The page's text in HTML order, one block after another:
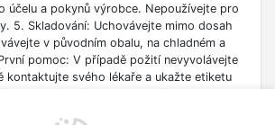
účelu a pokynů výrobce. Nepoužívejte pro
5. Skladování: Uchovávejte mimo dosah
v původním obalu, na chladném a
pomoc: V případě požití nevyvolávejte
kontaktujte svého lékaře a ukažte etiketu